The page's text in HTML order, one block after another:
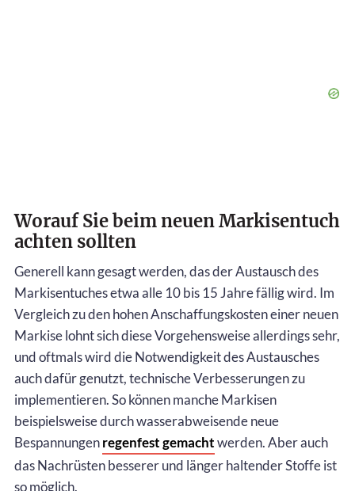
Worauf Sie beim neuen Markisentuch
achten sollten
Generell kann gesagt werden, das der Austausch des
Markisentuches etwa alle 10 bis 15 Jahre fällig wird. Im
Vergleich zu den hohen Anschaffungskosten einer neuen
Markise lohnt sich diese Vorgehensweise allerdings sehr,
und oftmals wird die Notwendigkeit des Austausches
auch dafür genutzt, technische Verbesserungen zu
implementieren. So können manche Markisen
beispielsweise durch wasserabweisende neue
Bespannungenregenfest gemachtwerden. Aber auch
das Nachrüsten besserer und länger haltender Stoffe ist
so möglich.